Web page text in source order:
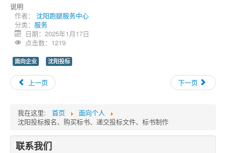
说明
作者： 沈阳跑腿服务中心
分类： 服务
日期：2025年1月17日
点击数：1219
面向企业 沈阳投标
上一页 下一页
我在这里: 首页
面向个人
沈阳投标报名、购买标书、递交投标文件、标书制作
联系我们